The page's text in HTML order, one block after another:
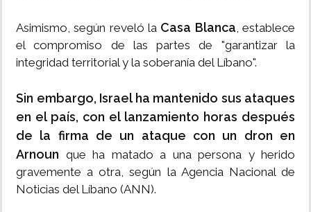
Asimismo, según reveló la Casa Blanca, establece
el compromiso de las partes de "garantizar la
integridad territorial y la soberanía del Líbano".
Sin embargo, Israel ha mantenido sus ataques
en el país, con el lanzamiento horas después
de la firma de un ataque con un dron en
Arnoun que ha matado a una persona y herido
gravemente a otra, según la Agencia Nacional de
Noticias del Líbano (ANN).